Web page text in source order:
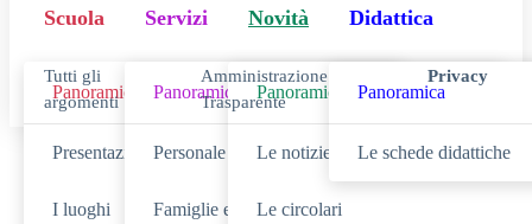
Scuola
Panoramica
Presentazione
I luoghi
Servizi
Panoramica
Personale scolastico
Famiglie e studenti
Novità
Panoramica
Le notizie
Le circolari
Didattica
Panoramica
Le schede didattiche
Tutti gli
argomenti
Amministrazione
Trasparente
Privacy
Cerca